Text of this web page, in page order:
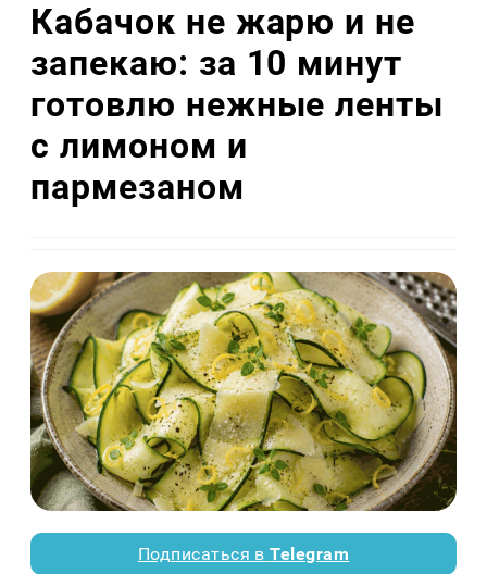
Кабачок не жарю и не
запекаю: за 10 минут
готовлю нежные ленты
с лимоном и
пармезаном
Подписаться вTelegram